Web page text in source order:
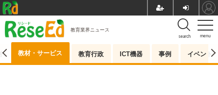
menu
search
教育業界ニュース
教材・サービス 教育行政 ICT機器 事例 イベント